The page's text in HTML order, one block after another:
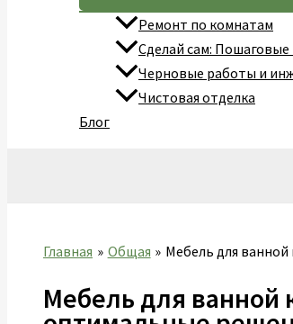
Ремонт по комнатам
Сделай сам: Пошаговые
Черновые работы и
Чистовая отделка
Блог
Главная Общая Мебель для
Мебель для ванной